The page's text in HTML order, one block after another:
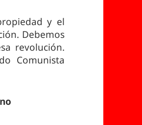
y el
Debemos
revolución.
Comunista